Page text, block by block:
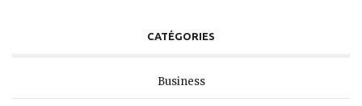
CATÉGORIES
Business